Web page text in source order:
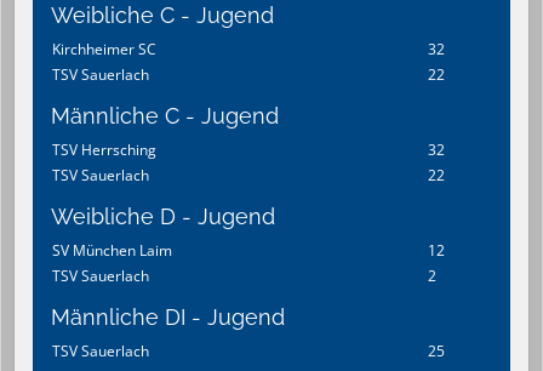
Weibliche C - Jugend
Kirchheimer SC
32
TSV Sauerlach
22
Männliche C - Jugend
TSV Herrsching
32
TSV Sauerlach
22
Weibliche D - Jugend
SV München Laim
12
TSV Sauerlach
2
Männliche DI - Jugend
TSV Sauerlach
25